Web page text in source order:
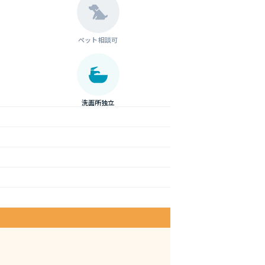
ペット相談可
洗面所独立